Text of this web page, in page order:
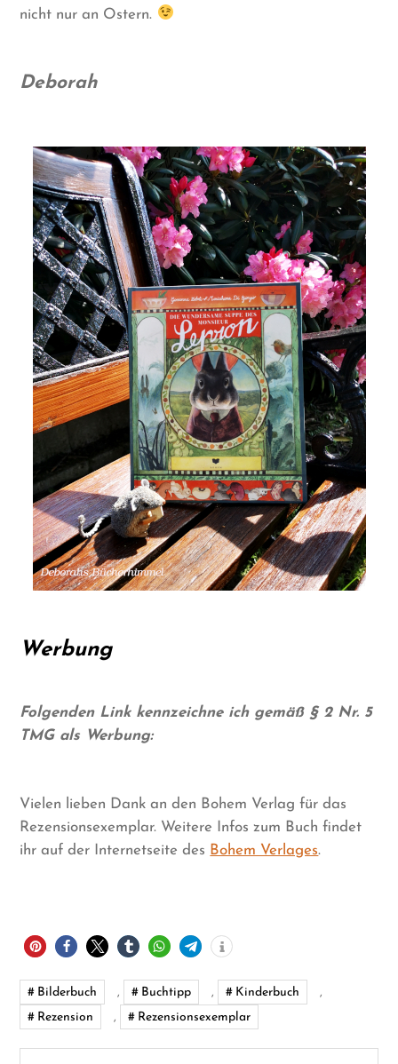
nicht nur an Ostern.
Deborah
Werbung
Folgenden Link kennzeichne ich gemäß § 2 Nr. 5
TMG als Werbung:
Vielen lieben Dank an den Bohem Verlag für das
Rezensionsexemplar. Weitere Infos zum Buch findet
ihr auf der Internetseite des Bohem Verlages.
Bilderbuch , Buchtipp , Kinderbuch
,
Rezension
, Rezensionsexemplar